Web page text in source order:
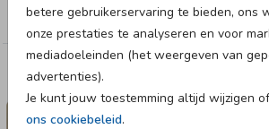
betere gebruikerservaring te bieden, ons
onze prestaties te analyseren en voor
mediadoeleinden (het weergeven van
advertenties).
Je kunt jouw toestemming altijd wijzigen
ons cookiebeleid.
Jongen
Deze designs vind je misschien ook